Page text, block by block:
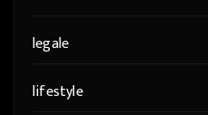
legale
lifestyle